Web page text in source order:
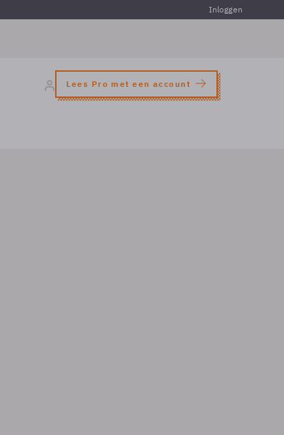
Inloggen
Lees Pro met een account